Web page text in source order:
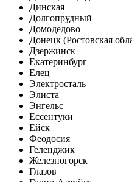
Динская
Долгопрудный
Домодедово
Донецк (Ростовская
Дзержинск
Екатеринбург
Елец
Электросталь
Элиста
Энгельс
Ессентуки
Ейск
Феодосия
Геленджик
Железногорск
Глазов